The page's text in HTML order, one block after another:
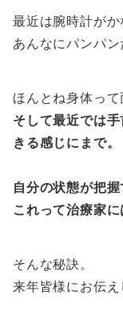
最近は腕時計がか
あんなにパンパン
ほんとね身体って
そして最近では
きる感じにまで。
自分の状態が把
これって治療家
そんな秘訣。
来年皆様にお伝え